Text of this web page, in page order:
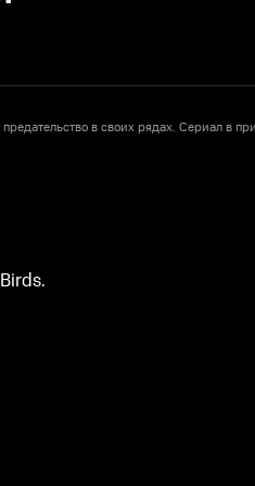
в своих рядах. Cериал в